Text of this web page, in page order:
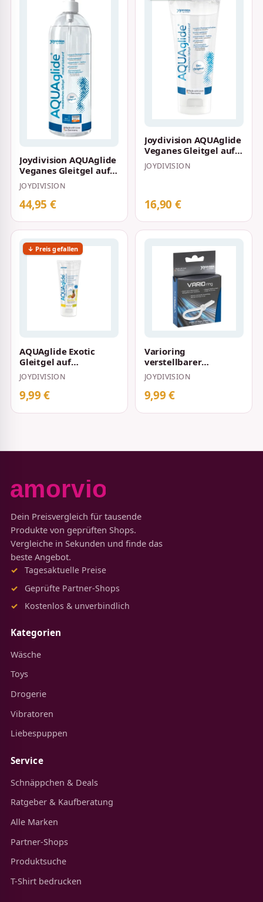
Joydivision AQUAglide
Veganes Gleitgel auf
Wasserbasis 1000 ml
JOYDIVISION
44,95 €
Joydivision AQUAglide
Veganes Gleitgel auf
Wasserbasis 200 ml
JOYDIVISION
16,90 €
↓ Preis gefallen
AQUAglide Exotic
Gleitgel auf
Wasserbasis 100 ml
JOYDIVISION
9,99 €
Varioring
verstellbarer
Penisring
JOYDIVISION
9,99 €
Dein Preisvergleich für tausende
Produkte von geprüften Shops.
Vergleiche in Sekunden und finde das
beste Angebot.
Tagesaktuelle Preise
Geprüfte Partner-Shops
Kostenlos & unverbindlich
Kategorien
Wäsche
Toys
Drogerie
Vibratoren
Liebespuppen
Service
Schnäppchen & Deals
Ratgeber & Kaufberatung
Alle Marken
Partner-Shops
Produktsuche
T-Shirt bedrucken